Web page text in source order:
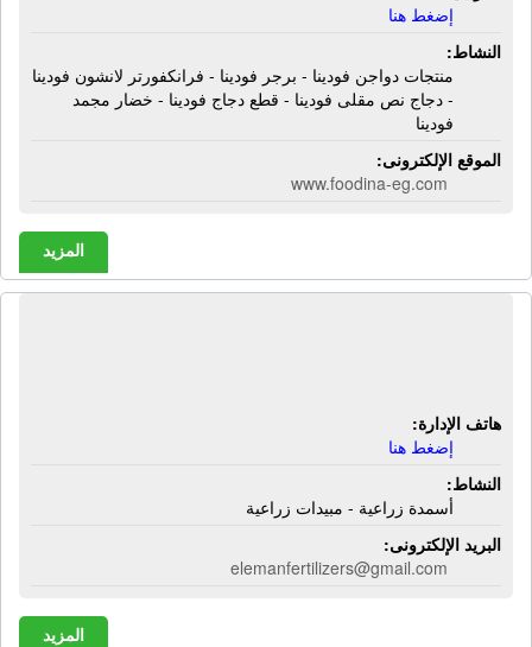
إضغط هنا
النشاط:
منتجات دواجن فودينا - برجر فودينا - فرانكفورتر لانشون فودينا
- دجاج نص مقلى فودينا - قطع دجاج فودينا - خضار مجمد
فودينا
الموقع الإلكترونى:
www.foodina-eg.com
المزيد
هاتف الإدارة:
إضغط هنا
النشاط:
أسمدة زراعية - مبيدات زراعية
البريد الإلكترونى:
elemanfertilizers@gmail.com
المزيد